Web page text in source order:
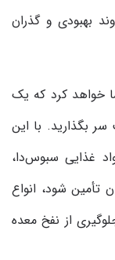
بهبودی و گذران
خواهد کرد که یک
بگذارید. با این
غذایی سبوس‌دا،
تأمین شود، انواع
از نفخ معده‌